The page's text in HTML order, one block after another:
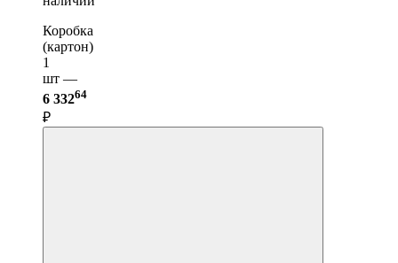
Коробка
(картон)
1
шт —
6 33264
₽